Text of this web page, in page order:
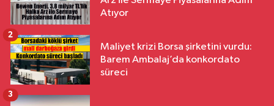
Atıyor
Maliyet krizi Borsa şirketini vurdu:
Barem Ambalaj’da konkordato
süreci
2
3